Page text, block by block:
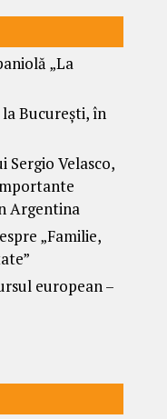
„La
București, în
Velasco,
Argentina
„Familie,
european –